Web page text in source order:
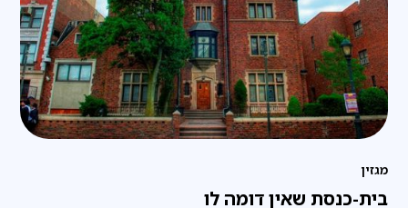
מגזין
בית-כנסת שאין דומה לו